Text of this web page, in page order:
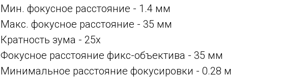
Мин. фокусное расстояние - 1.4 мм
Макс. фокусное расстояние - 35 мм
Кратность зума - 25x
Фокусное расстояние фикс-объектива - 35 мм
Минимальное расстояние фокусировки - 0.28 м